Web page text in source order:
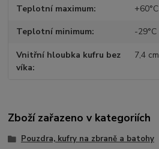
Teplotní maximum +60°C
Teplotní minimum -29°C
Vnitřní hloubka kufru bez
víka
7,4 cm
Zboží zařazeno v kategoriích
Pouzdra, kufry na zbraně a batohy